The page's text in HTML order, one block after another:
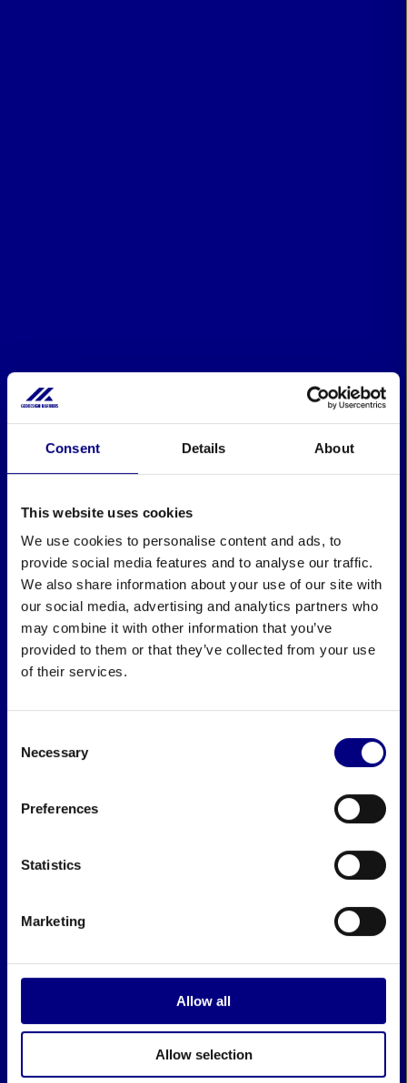
Consent Details About
This website uses cookies
We use cookies to personalise content and ads, to
provide social media features and to analyse our traffic.
We also share information about your use of our site with
our social media, advertising and analytics partners who
may combine it with other information that you’ve
provided to them or that they’ve collected from your use
of their services.
Selection
Necessary
Preferences
Statistics
Marketing
Allow all
Allow selection